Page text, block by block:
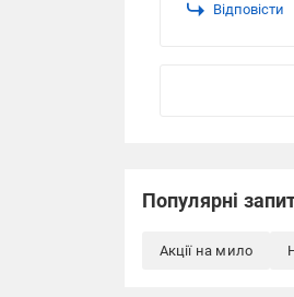
Відповісти
Популярні
Акції на мило